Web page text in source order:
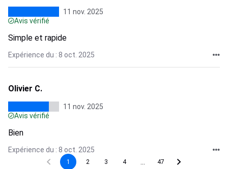
11 nov. 2025
Avis vérifié
Simple et rapide
Expérience du : 8 oct. 2025
Olivier C.
11 nov. 2025
Avis vérifié
Bien
Expérience du : 8 oct. 2025
1 2 3 4 47